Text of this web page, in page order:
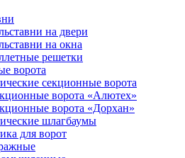
на двери
на окна
решетки
ворота
секционные ворота
ворота «Алютех»
ворота «Дорхан»
шлагбаумы
для ворот